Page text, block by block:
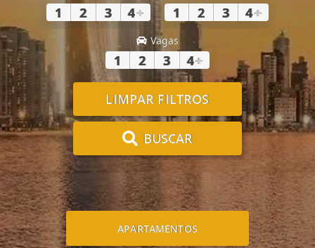
1 2 3 4+ 1 2 3 4+
Vagas
1 2 3 4+
LIMPAR FILTROS
BUSCAR
APARTAMENTOS